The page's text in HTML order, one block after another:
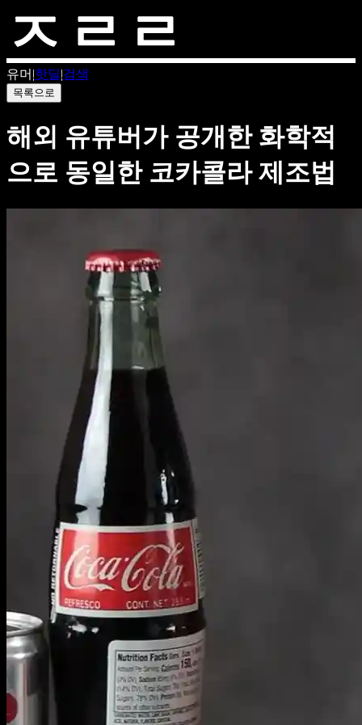
유머 |핫딜|검색
목록으로
해외 유튜버가 공개한 화학적
으로 동일한 코카콜라 제조법